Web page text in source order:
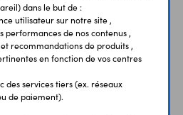
témoignages
dans le but de :
utilisateur sur notre site ,
performances de nos contenus ,
recommandations de produits ,
en fonction de vos centres
services tiers (ex. réseaux
de paiement).